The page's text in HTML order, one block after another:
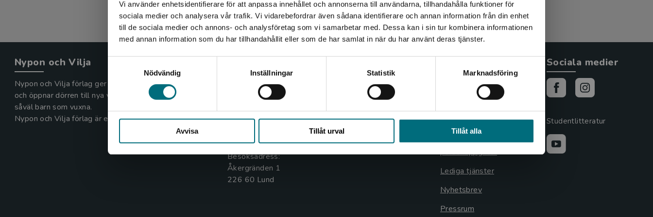
Vi använder enhetsidentifierare för att anpassa innehållet och annonserna till användarna, tillhandahålla funktioner för
sociala medier och analysera vår trafik. Vi vidarebefordrar även sådana identifierare och annan information från din enhet
till de sociala medier och annons- och analysföretag som vi samarbetar med. Dessa kan i sin tur kombinera informationen
med annan information som du har tillhandahållit eller som de har samlat in när du har använt deras tjänster.
Nödvändig
Inställningar Statistik Marknadsföring
Avvisa Tillåt urval Tillåt alla
Det verkar som att du besöker nyponochviljaforlag.se via
en enhet utanför Sverige. Vi erbjuder inte leveranser
utanför Sverige. För att kunna slutföra ett köp måste
leveransadressen vara i Sverige.
Nypon och Vilja
Nypon och Vilja förlag ger ut böcker som väcker läslust
och öppnar dörren till nya världar och möjligheter för
såväl barn som vuxna.
Nypon och Vilja förlag är en del av Studentlitteratur.
Kontakta oss
046-31 20 00
Box 141
Besöksadress:
Åkergränden 1
Kontakta kundservice
046-31 21 00
Frågor och svar
Köpvillkor
Cookieinställningar
GDPR och
personuppgifter
Lediga tjänster
Nyhetsbrev
Pressrum
Sociala medier
Studentlitteratur